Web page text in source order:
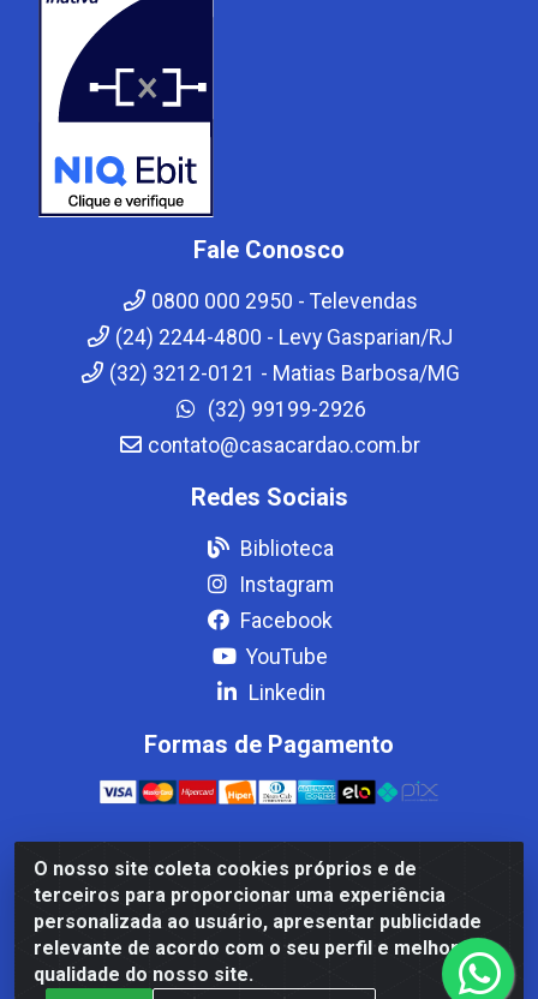
O nosso site coleta cookies próprios e de
terceiros para proporcionar uma experiência
personalizada ao usuário, apresentar publicidade
relevante de acordo com o seu perfil e melhorar a
qualidade do nosso site.
Fale Conosco
0800 000 2950 - Televendas
(24) 2244-4800 - Levy Gasparian/RJ
(32) 3212-0121 - Matias Barbosa/MG
(32) 99199-2926
contato@casacardao.com.br
Redes Sociais
Biblioteca
Instagram
Facebook
YouTube
Linkedin
Formas de Pagamento
Casa Cardão LTDA - Av. Amaral Peixoto, 910 - Afonso
ArinosCom, Levy Gasparian/RJ - CEP 25.875-000 - CNPJ
32.287.542/0001-83